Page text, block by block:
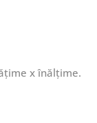
x înălțime.